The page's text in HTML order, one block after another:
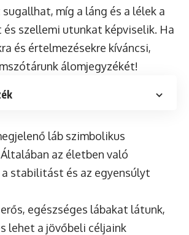
míg a láng és a lélek a
szellemi utunkat képviselik. Ha
és értelmezésekre kíváncsi,
álomjegyzékét!
láb szimbolikus
az életben való
stabilitást és az egyensúlyt
egészséges lábakat látunk,
lehet a jövőbeli céljaink